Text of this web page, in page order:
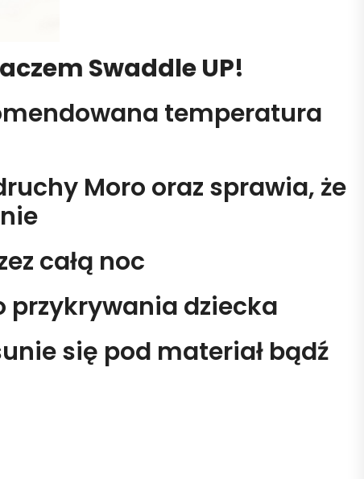
Swaddle UP!
temperatura
Moro oraz sprawia, że
całą noc
przykrywania dziecka
się pod materiał bądź